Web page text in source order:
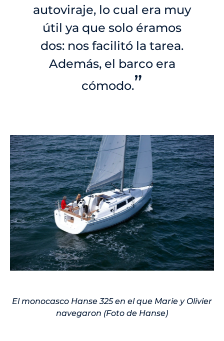
autoviraje, lo cual era muy
útil ya que solo éramos
dos: nos facilitó la tarea.
Además, el barco era
cómodo.”
El monocasco Hanse 325 en el que Marie y Olivier
navegaron (Foto de Hanse)